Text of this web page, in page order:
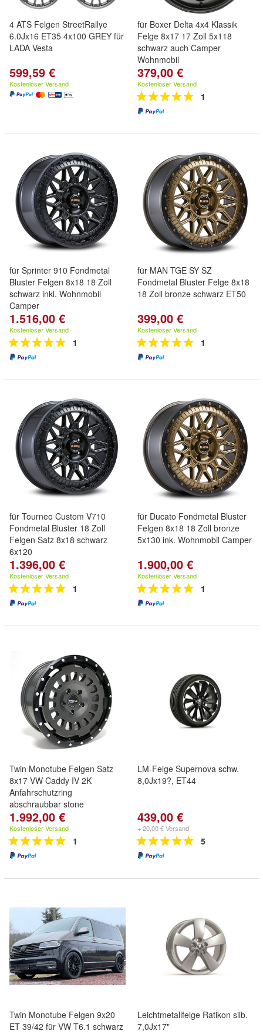
4 ATS Felgen StreetRallye
6.0Jx16 ET35 4x100 GREY für
LADA Vesta
599,59 €
Kostenloser Versand
für Boxer Delta 4x4 Klassik
Felge 8x17 17 Zoll 5x118
schwarz auch Camper
Wohnmobil
379,00 €
Kostenloser Versand
1
für Sprinter 910 Fondmetal
Bluster Felgen 8x18 18 Zoll
schwarz inkl. Wohnmobil
Camper
1.516,00 €
Kostenloser Versand
1
für MAN TGE SY SZ
Fondmetal Bluster Felge 8x18
18 Zoll bronze schwarz ET50
399,00 €
Kostenloser Versand
1
für Tourneo Custom V710
Fondmetal Bluster 18 Zoll
Felgen Satz 8x18 schwarz
6x120
1.396,00 €
Kostenloser Versand
1
für Ducato Fondmetal Bluster
Felgen 8x18 18 Zoll bronze
5x130 ink. Wohnmobil Camper
1.900,00 €
Kostenloser Versand
1
Twin Monotube Felgen Satz
8x17 VW Caddy IV 2K
Anfahrschutzring
abschraubbar stone
1.992,00 €
Kostenloser Versand
1
LM-Felge Supernova schw.
8,0Jx19?, ET44
439,00 €
+ 20,00 € Versand
5
Twin Monotube Felgen 9x20
ET 39/42 für VW T6.1 schwarz
Leichtmetallfelge Ratikon silb.
7,0Jx17"